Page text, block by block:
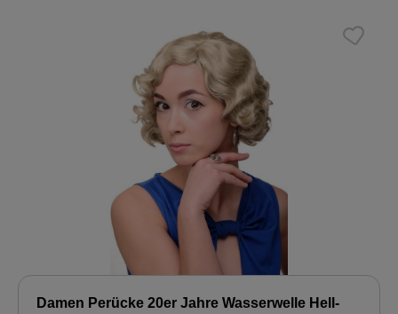
Damen Perücke 20er Jahre Wasserwelle Hell-